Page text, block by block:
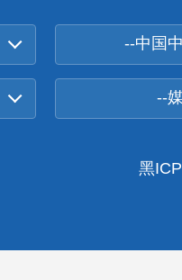
--中国
--
黑